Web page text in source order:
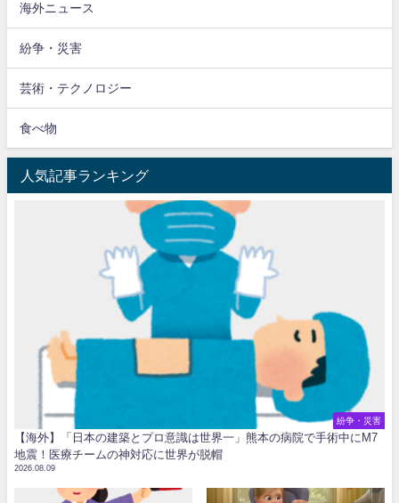
海外ニュース
紛争・災害
芸術・テクノロジー
食べ物
人気記事ランキング
紛争・災害
【海外】「日本の建築とプロ意識は世界一」熊本の病院で手術中にM7
地震！医療チームの神対応に世界が脱帽
2026.08.09